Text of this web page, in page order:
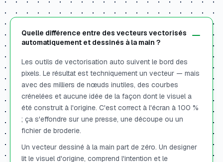
Quelle différence entre des vecteurs vectorisés
automatiquement et dessinés à la main ?
Les outils de vectorisation auto suivent le bord des
pixels. Le résultat est techniquement un vecteur — mais
avec des milliers de nœuds inutiles, des courbes
crénelées et aucune idée de la façon dont le visuel a
été construit à l'origine. C'est correct à l'écran à 100 %
; ça s'effondre sur une presse, une découpe ou un
fichier de broderie.
Un vecteur dessiné à la main part de zéro. Un designer
lit le visuel d'origine, comprend l'intention et le